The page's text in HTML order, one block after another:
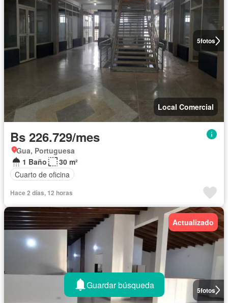
5fotos
Local Comercial
Bs 226.729/mes
Gua, Portuguesa
1 Baño
30 m²
Cuarto de oficina
Hace 2 días, 12 horas
5fotos
Actualizado
Guardar búsqueda